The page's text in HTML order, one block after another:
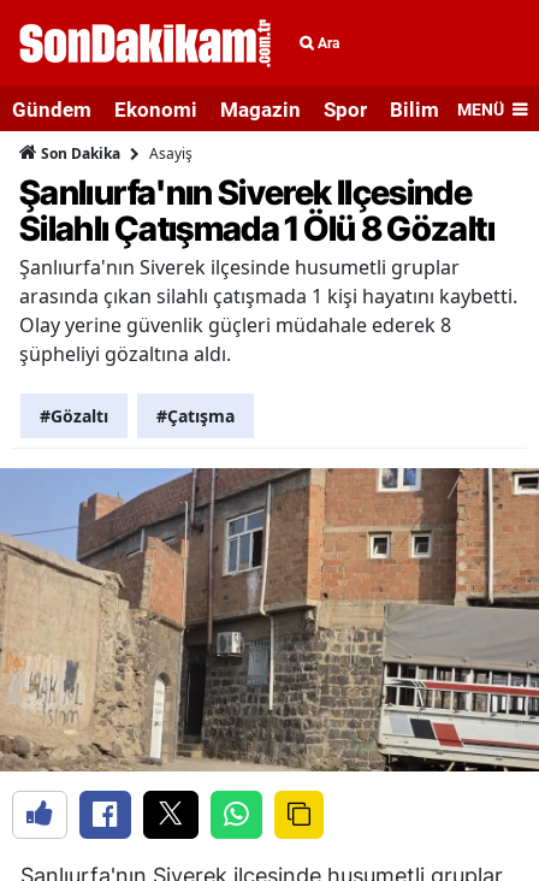
Ara
Gündem Ekonomi Magazin Spor Bilim veMENÜ
Son Dakika Asayiş
Şanlıurfa'nın Siverek Ilçesinde
Silahlı Çatışmada 1 Ölü 8 Gözaltı
Şanlıurfa'nın Siverek ilçesinde husumetli gruplar
arasında çıkan silahlı çatışmada 1 kişi hayatını kaybetti.
Olay yerine güvenlik güçleri müdahale ederek 8
şüpheliyi gözaltına aldı.
#Gözaltı #Çatışma
Şanlıurfa'nın Siverek ilçesinde husumetli gruplar